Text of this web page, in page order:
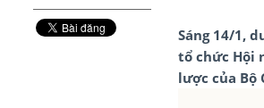
Sáng 14/1,
tổ chức Hội
lược của Bộ